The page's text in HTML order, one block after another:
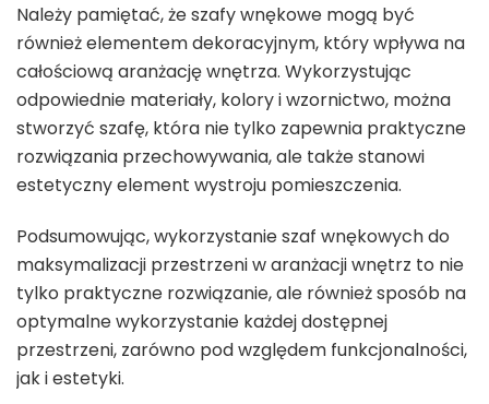
Należy pamiętać, że szafy wnękowe mogą być
również elementem dekoracyjnym, który wpływa na
całościową aranżację wnętrza. Wykorzystując
odpowiednie materiały, kolory i wzornictwo, można
stworzyć szafę, która nie tylko zapewnia praktyczne
rozwiązania przechowywania, ale także stanowi
estetyczny element wystroju pomieszczenia.
Podsumowując, wykorzystanie szaf wnękowych do
maksymalizacji przestrzeni w aranżacji wnętrz to nie
tylko praktyczne rozwiązanie, ale również sposób na
optymalne wykorzystanie każdej dostępnej
przestrzeni, zarówno pod względem funkcjonalności,
jak i estetyki.